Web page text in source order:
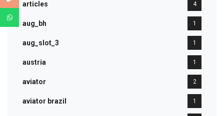
articles 4
aug_bh 1
aug_slot_3 1
austria 1
aviator 2
aviator brazil 1